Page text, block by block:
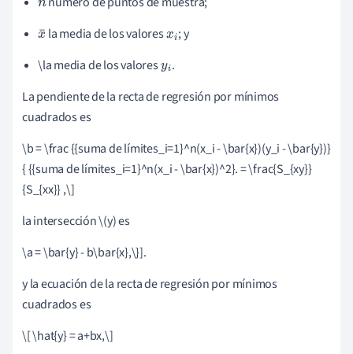
n
x
¯
la media de los valoresxi ; y
\la media de los valoresyi .
La pendiente de la recta de regresión por mínimos
cuadrados es
\b = \frac {{suma de límites_i=1}^n(x_i - \bar{x})(y_i - \bar{y})}
{ {{suma de límites_i=1}^n(x_i - \bar{x})^2}. = \frac{S_{xy}}
{S_{xx}} ,\]
la intersección \(y) es
\a = \bar{y} - b\bar{x},\}].
y la ecuación de la recta de regresión por mínimos
cuadrados es
\[ \hat{y} = a+bx,\]